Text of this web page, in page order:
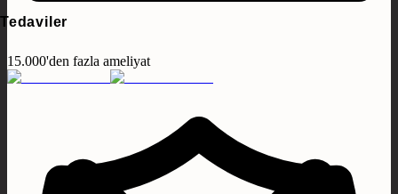
Tedaviler
15.000'den fazla ameliyat